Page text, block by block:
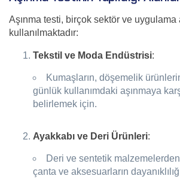
Aşınma testi, birçok sektör ve uygulama
kullanılmaktadır:
Tekstil ve Moda Endüstrisi:
Kumaşların, döşemelik
günlük kullanımdaki aşınmaya
belirlemek için.
Ayakkabı ve Deri Ürünleri:
Deri ve sentetik
çanta ve aksesuarların